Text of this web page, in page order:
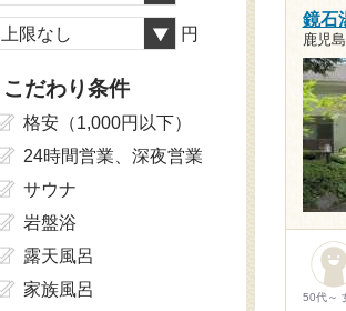
鏡石
鹿児
50代～
上限なし 円
こだわり条件
格安（1,000円以下）
24時間営業、深夜営業
サウナ
岩盤浴
露天風呂
家族風呂